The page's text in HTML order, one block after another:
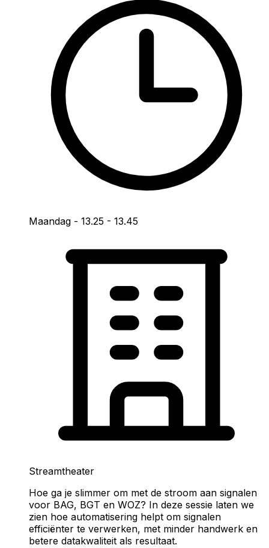
Maandag - 13.25 - 13.45
Streamtheater
Hoe ga je slimmer om met de stroom aan signalen
voor BAG, BGT en WOZ? In deze sessie laten we
zien hoe automatisering helpt om signalen
efficiënter te verwerken, met minder handwerk en
betere datakwaliteit als resultaat.